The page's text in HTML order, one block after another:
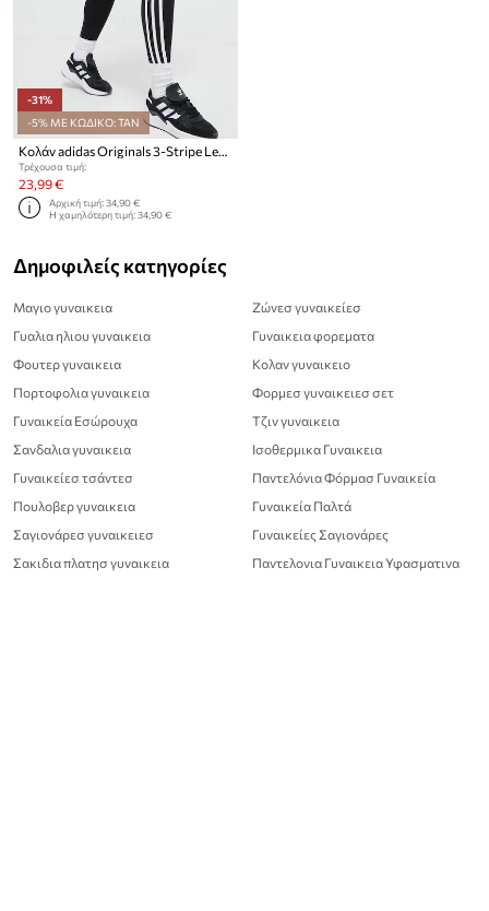
-31%
-5% ΜΕ ΚΩΔΙΚΟ: TAN
Τρέχουσα τιμή:
23,99 €
Αρχική τιμή:34,90 €
Η χαμηλότερη τιμή:34,90 €
Δημοφιλείς κατηγορίες
Μαγιο γυναικεια
Γυαλια ηλιου γυναικεια
Φουτερ γυναικεια
Πορτοφολια γυναικεια
Γυναικεία Εσώρουχα
Σανδαλια γυναικεια
Γυναικείεσ τσάντεσ
Πουλοβερ γυναικεια
Σαγιονάρεσ γυναικειεσ
Σακιδια πλατησ γυναικεια
Ζώνεσ γυναικείεσ
Γυναικεια φορεματα
Κολαν γυναικειο
Φορμεσ γυναικειεσ σετ
Τζιν γυναικεια
Ισοθερμικα Γυναικεια
Παντελόνια Φόρμασ Γυναικεία
Γυναικεία Παλτά
Γυναικείες Σαγιονάρες
Παντελονια Γυναικεια Υφασματινα